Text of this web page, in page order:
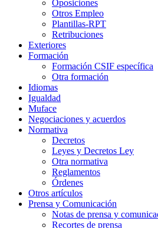
Oposiciones
Otros Empleo
Plantillas-RPT
Retribuciones
Exteriores
Formación
Formación CSIF específica
Otra formación
Idiomas
Igualdad
Muface
Negociaciones y acuerdos
Normativa
Decretos
Leyes y Decretos Ley
Otra normativa
Reglamentos
Órdenes
Otros artículos
Prensa y Comunicación
Notas de prensa y
Recortes de prensa